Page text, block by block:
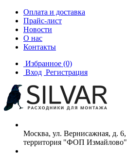
Оплата и доставка
Прайс-лист
Новости
О нас
Контакты
Избранное (0)
Вход Регистрация
Москва, ул. Вернисажная, д. 6,
территория "ФОП Измайлово"